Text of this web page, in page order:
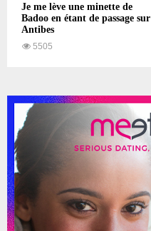
Je me lève une minette de
Badoo en étant de passage sur
Antibes
5505